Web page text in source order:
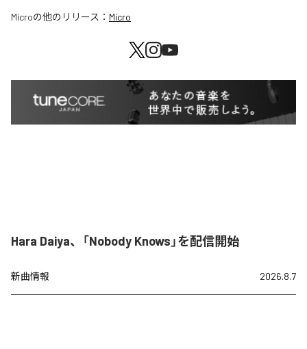
Microの他のリリース： Micro
Hara Daiya、「Nobody Knows」を配信開始
新曲情報 2026.8.7